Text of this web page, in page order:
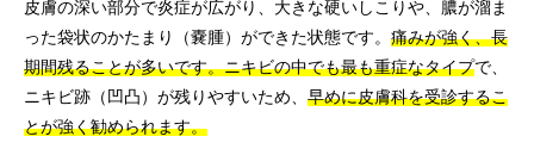
皮膚の深い部分で炎症が広がり、大きな硬いしこりや、膿が溜ま
った袋状のかたまり（嚢腫）ができた状態です。 痛みが強く、長
期間残ることが多いです。ニキビの中でも最も重症なタイプで、
ニキビ跡（凹凸）が残りやすいため、 早めに皮膚科を受診するこ
とが強く勧められます。